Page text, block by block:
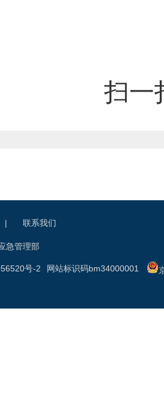
扫一
| 联系我们
急管理部
网站标识码bm34000001
号-2